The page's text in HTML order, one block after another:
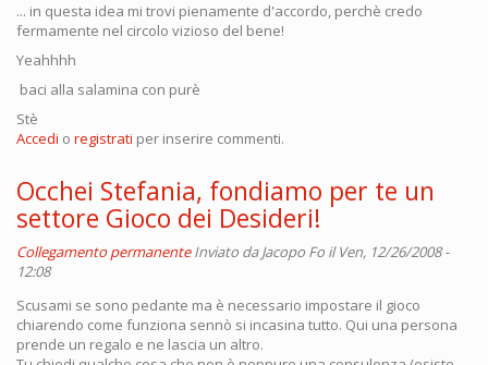
... in questa idea mi trovi pienamente d'accordo, perchè credo
fermamente nel circolo vizioso del bene!
Yeahhhh
baci alla salamina con purè
Stè
Accedi o registrati per inserire commenti.
Occhei Stefania, fondiamo per te un
settore Gioco dei Desideri!
Collegamento permanente Inviato daJacopo Fo il Ven, 12/26/2008 -
12:08
Scusami se sono pedante ma è necessario impostare il gioco
chiarendo come funziona sennò si incasina tutto. Qui una persona
prende un regalo e ne lascia un altro.